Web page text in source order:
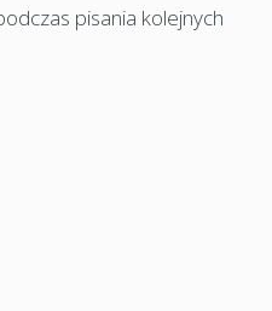
pisania kolejnych